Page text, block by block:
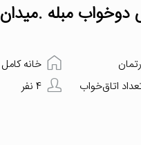
دوخواب مبله .میدان
خانه کامل
4 نفر